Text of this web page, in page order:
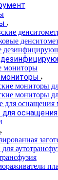
мониторы
мониторы